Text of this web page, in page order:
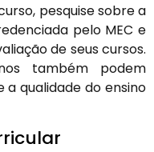
pesquise sobre a
pelo MEC e
de seus cursos.
também podem
a qualidade do ensino